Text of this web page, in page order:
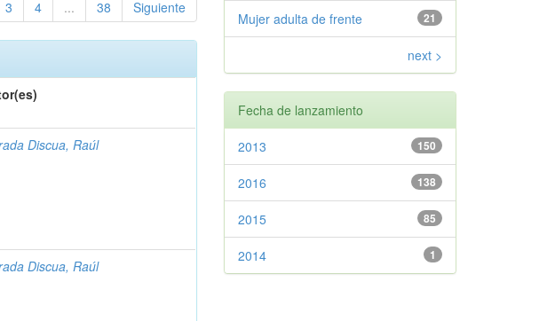
3 4 ... 38 Siguiente
Discua, Raúl
Discua, Raúl
21
Mujer adulta de frente
next >
Fecha de lanzamiento
150
2013
138
2016
85
2015
1
2014